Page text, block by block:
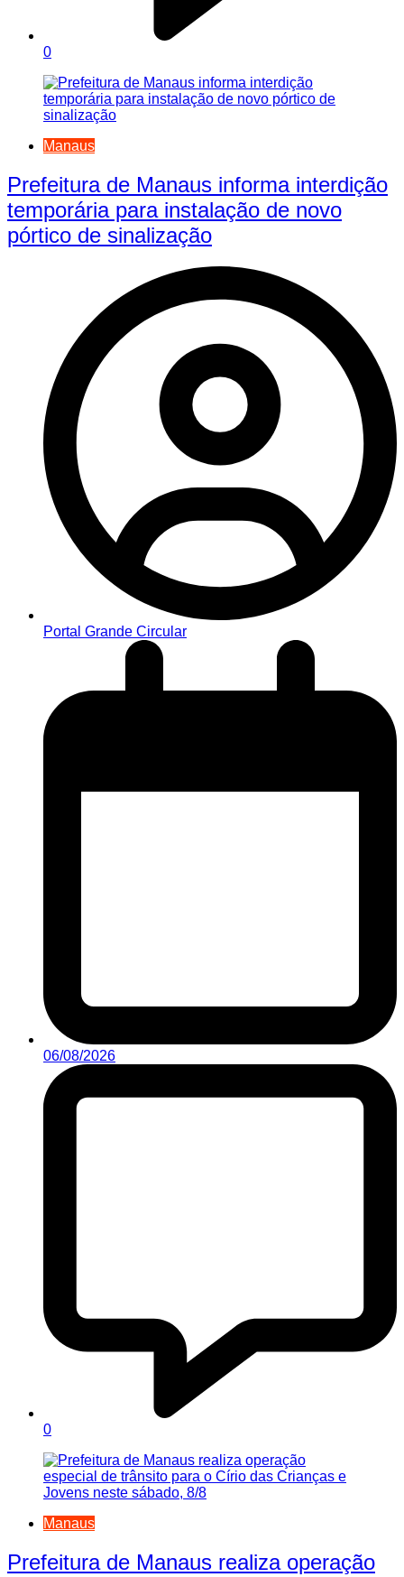
0
Manaus
Prefeitura de Manaus informa interdição
temporária para instalação de novo
pórtico de sinalização
Portal Grande Circular
06/08/2026
0
Manaus
Prefeitura de Manaus realiza operação